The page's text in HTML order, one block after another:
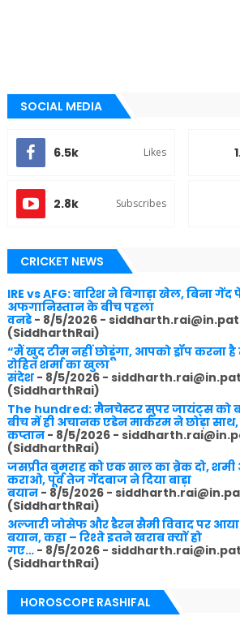
SOCIAL MEDIA
6.5k Likes
2.8k Subscribes
CRICKET NEWS
IRE vs AFG: बारिश ने बिगाड़ा खेल, बिना
अफगानिस्तान के बीच पहला
वनडे- 8/5/2026-
(SiddharthRai)
“मैं खुद टीम नहीं छोडूंगा, आपको ड्रॉप करना है
रोहित शर्मा का खुला
संदेश- 8/5/2026-
(SiddharthRai)
The hundred: मैनचेस्टर सुपर जायंट्स को
बीच में ही अचानक एडेन मार्करम ने छोड़ा
कप्तान- 8/5/2026-
(SiddharthRai)
जसप्रीत बुमराह को एक साल का ब्रेक दो,
कराओ, पूर्व तेज गेंदबाज ने दिया बाड़ा
बयान- 8/5/2026-
(SiddharthRai)
अल्जारी जोसेफ और डैरन सैमी विवाद पर आया
बयान, कहा – रिश्ते इतने खराब क्यों हो
गए…- 8/5/2026-
(SiddharthRai)
HOROSCOPE RASHIFAL